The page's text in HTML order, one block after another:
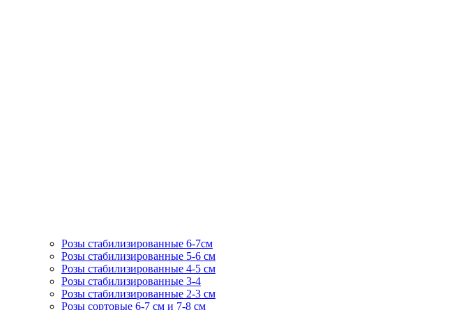
Розы стабилизированные 6-7см
Розы стабилизированные 5-6 см
Розы стабилизированные 4-5 см
Розы стабилизированные 3-4
Розы стабилизированные 2-3 см
Розы сортовые 6-7 см и 7-8 см